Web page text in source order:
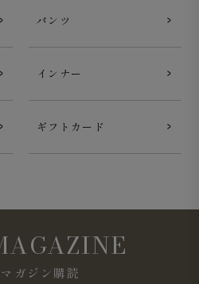
パンツ
インナー
ギフトカード
ガジン購読